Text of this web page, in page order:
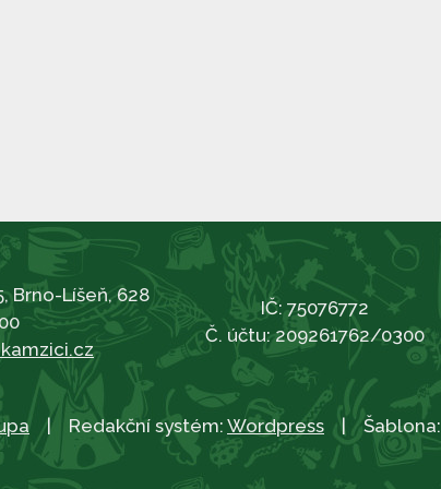
Brno-Líšeň, 628
00
IČ: 75076772
Č. účtu: 209261762/0300
| Redakční systém: Wordpress | Šablona: